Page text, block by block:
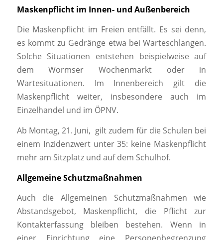
Maskenpflicht im Innen- und Außenbereich
Die Maskenpflicht im Freien entfällt. Es sei denn,
es kommt zu Gedränge etwa bei Warteschlangen.
Solche Situationen entstehen beispielweise auf
dem Wormser Wochenmarkt oder in
Wartesituationen. Im Innenbereich gilt die
Maskenpflicht weiter, insbesondere auch im
Einzelhandel und im ÖPNV.
Ab Montag, 21. Juni, gilt zudem für die Schulen bei
einem Inzidenzwert unter 35: keine Maskenpflicht
mehr am Sitzplatz und auf dem Schulhof.
Allgemeine Schutzmaßnahmen
Auch die Allgemeinen Schutzmaßnahmen wie
Abstandsgebot, Maskenpflicht, die Pflicht zur
Kontakterfassung bleiben bestehen. Wenn in